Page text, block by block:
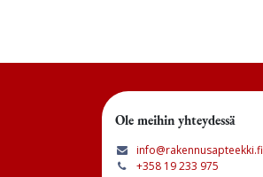
Ole meihin yhteydessä
info@rakennusapteekki.fi
+358 19 233 975